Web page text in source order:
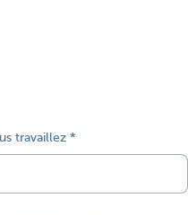
travaillez